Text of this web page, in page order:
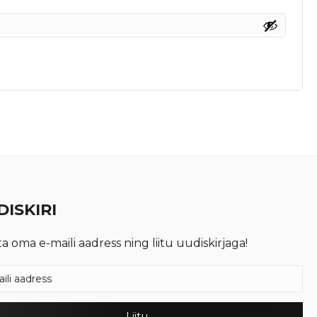
oma e-maili aadress ning liitu uudiskirjaga!